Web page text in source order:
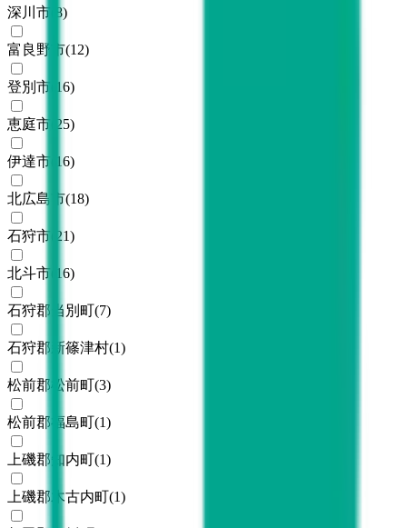
深川市 8)
富良野市(12)
登別市 16)
恵庭市 25)
伊達市 16)
北広島市(18)
石狩市 21)
北斗市 16)
石狩郡当別町(7)
石狩郡新篠津村(1)
松前郡松前町(3)
松前郡福島町(1)
上磯郡知内町(1)
上磯郡木古内町(1)